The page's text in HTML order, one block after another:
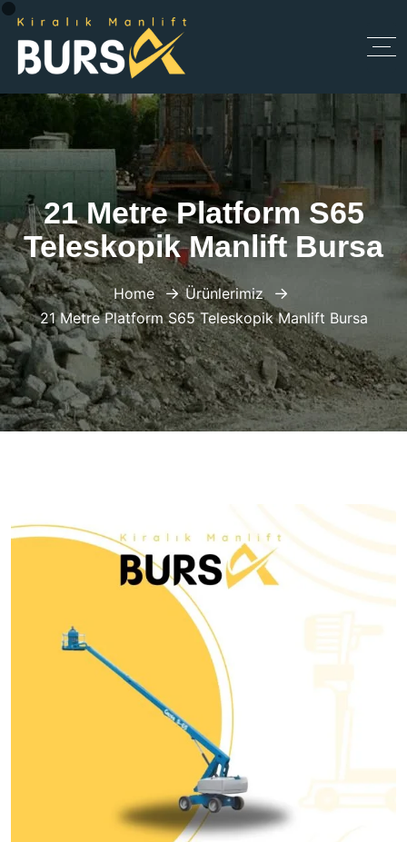
21 Metre Platform S65
Teleskopik Manlift Bursa
Home
Ürünlerimiz
21 Metre Platform S65 Teleskopik Manlift Bursa